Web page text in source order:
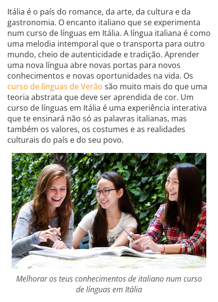
Itália é o país do romance, da arte, da cultura e da
gastronomia. O encanto italiano que se experimenta
num curso de línguas em Itália. A língua italiana é como
uma melodia intemporal que o transporta para outro
mundo, cheio de autenticidade e tradição. Aprender
uma nova língua abre novas portas para novos
conhecimentos e novas oportunidades na vida. Os
curso de línguas de Verão são muito mais do que uma
teoria abstrata que deve ser aprendida de cor. Um
curso de línguas em Itália é uma experiência interativa
que te ensinará não só as palavras italianas, mas
também os valores, os costumes e as realidades
culturais do país e do seu povo.
Melhorar os teus conhecimentos de italiano num curso
de línguas em Itália